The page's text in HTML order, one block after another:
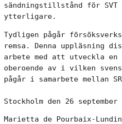
sändningstillstånd för
ytterligare.
Tydligen pågår
remsa. Denna uppläsning
arbete med att utveckla
oberoende av i vilken
pågår i samarbete mellan
Stockholm den 26 september
Marietta de Pourbaix-